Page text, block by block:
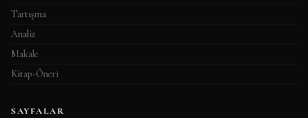
Tartışma
Analiz
Makale
Kitap-Öneri
SAYFALAR